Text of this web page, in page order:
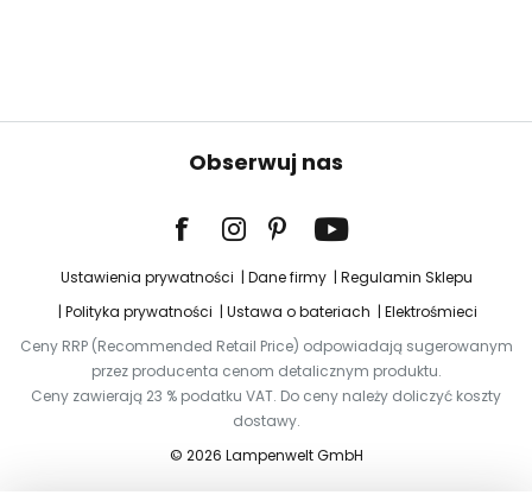
Obserwuj nas
Ustawienia prywatności Dane firmy
Regulamin Sklepu
Polityka prywatności
Ustawa o bateriach
Elektrośmieci
Ceny RRP (Recommended Retail Price) odpowiadają sugerowanym
przez producenta cenom detalicznym produktu.
Ceny zawierają 23 % podatku VAT. Do ceny należy doliczyć koszty
dostawy.
© 2026 Lampenwelt GmbH